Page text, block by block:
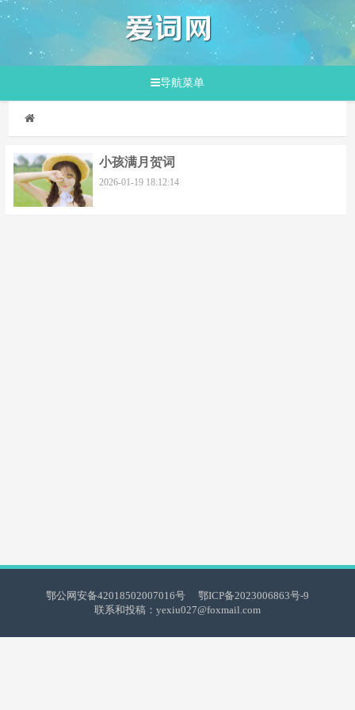
导航菜单
小孩满月贺词
2026-01-19 18:12:14
鄂公网安备42018502007016号
鄂ICP备2023006863号-9
联系和投稿：yexiu027@foxmail.com